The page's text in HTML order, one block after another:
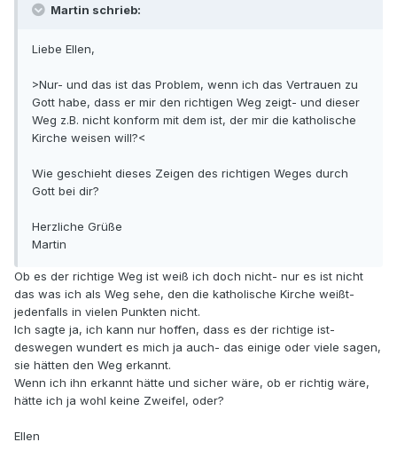
Martin schrieb:
Liebe Ellen,
>Nur- und das ist das Problem, wenn ich das Vertrauen zu
Gott habe, dass er mir den richtigen Weg zeigt- und dieser
Weg z.B. nicht konform mit dem ist, der mir die katholische
Kirche weisen will?<
Wie geschieht dieses Zeigen des richtigen Weges durch
Gott bei dir?
Herzliche Grüße
Martin
Ob es der richtige Weg ist weiß ich doch nicht- nur es ist nicht
das was ich als Weg sehe, den die katholische Kirche weißt-
jedenfalls in vielen Punkten nicht.
Ich sagte ja, ich kann nur hoffen, dass es der richtige ist-
deswegen wundert es mich ja auch- das einige oder viele sagen,
sie hätten den Weg erkannt.
Wenn ich ihn erkannt hätte und sicher wäre, ob er richtig wäre,
hätte ich ja wohl keine Zweifel, oder?
Ellen